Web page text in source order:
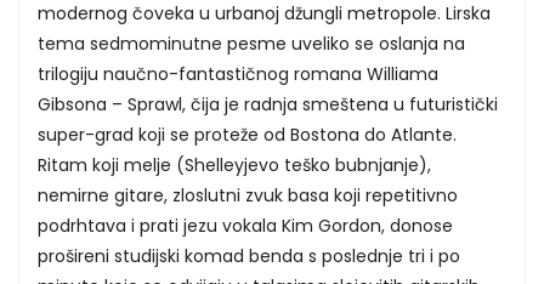
modernog čoveka u urbanoj džungli metropole. Lirska
tema sedmominutne pesme uveliko se oslanja na
trilogiju naučno-fantastičnog romana Williama
Gibsona – Sprawl, čija je radnja smeštena u futuristički
super-grad koji se proteže od Bostona do Atlante.
Ritam koji melje (Shelleyjevo teško bubnjanje),
nemirne gitare, zloslutni zvuk basa koji repetitivno
podrhtava i prati jezu vokala Kim Gordon, donose
prošireni studijski komad benda s poslednje tri i po